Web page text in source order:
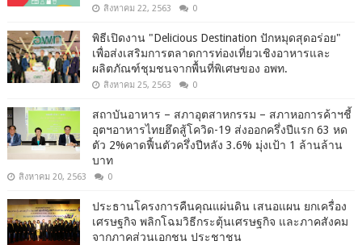
สิงหาคม 22, 2563 0
พิธีเปิดงาน "Delicious Destination ปักหมุดสุดอร่อย"
เพื่อส่งเสริมการตลาดการท่องเที่ยวเชิงอาหารและ
ผลิตภัณฑ์ชุมชนจากพื้นที่พิเศษของ อพท.
สิงหาคม 25, 2563 0
สถาบันอาหาร – สภาอุตสาหกรรม – สภาหอการค้าฯชี้
อุตฯอาหารไทยฮึดสู้โควิด-19 ส่งออกครึ่งปีแรก 63 หด
ตัว 2%คาดฟื้นตัวครึ่งปีหลัง 3.6% มุ่งเป้า 1 ล้านล้าน
บาท
สิงหาคม 20, 2563 0
ประธานโครงการคืนคุณแผ่นดิน เสนอแผน ยกเครื่อง
เศรษฐกิจ พลิกโฉมวิธีกระตุ้นเศรษฐกิจ และภาคสังคม
จากภาคส่วนเอกชน ประชาชน